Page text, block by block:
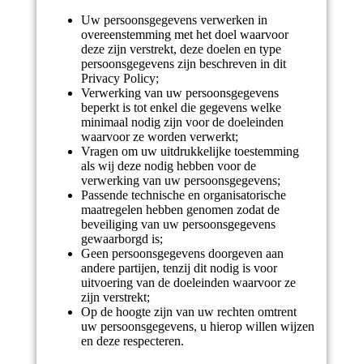
Uw persoonsgegevens verwerken in
overeenstemming met het doel waarvoor
deze zijn verstrekt, deze doelen en type
persoonsgegevens zijn beschreven in dit
Privacy Policy;
Verwerking van uw persoonsgegevens
beperkt is tot enkel die gegevens welke
minimaal nodig zijn voor de doeleinden
waarvoor ze worden verwerkt;
Vragen om uw uitdrukkelijke toestemming
als wij deze nodig hebben voor de
verwerking van uw persoonsgegevens;
Passende technische en organisatorische
maatregelen hebben genomen zodat de
beveiliging van uw persoonsgegevens
gewaarborgd is;
Geen persoonsgegevens doorgeven aan
andere partijen, tenzij dit nodig is voor
uitvoering van de doeleinden waarvoor ze
zijn verstrekt;
Op de hoogte zijn van uw rechten omtrent
uw persoonsgegevens, u hierop willen wijzen
en deze respecteren.